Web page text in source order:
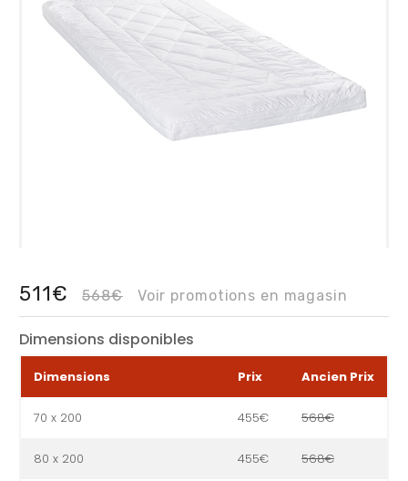
511€ 568€ Voir promotions en magasin
Dimensions disponibles
Dimensions Prix Ancien Prix
70 x 200 455€ 568€
80 x 200 455€ 568€